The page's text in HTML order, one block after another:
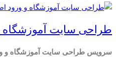
طراحی سایت آموزشگاه
سرویس طراحی سایت آموزشگاه و